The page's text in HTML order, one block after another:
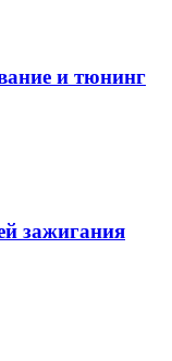
и тюнинг
зажигания